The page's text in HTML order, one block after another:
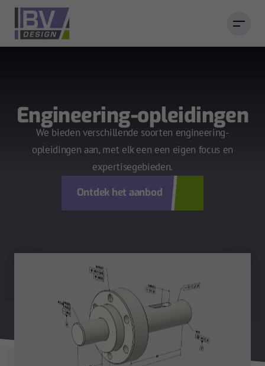
Engineering-opleidingen
We bieden verschillende soorten engineering-
opleidingen aan, met elk een een eigen focus en
expertisegebieden.
Ontdek het aanbod